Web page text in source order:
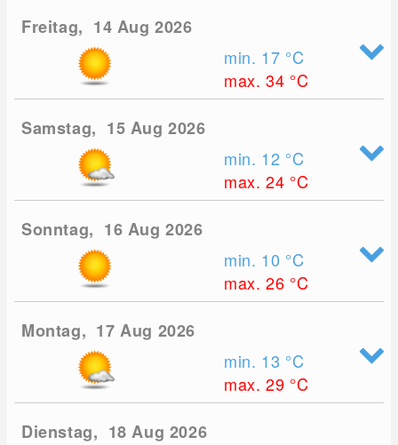
Freitag, 14 Aug 2026
min. 17 °C
max. 34 °C
Samstag, 15 Aug 2026
min. 12 °C
max. 24 °C
Sonntag, 16 Aug 2026
min. 10 °C
max. 26 °C
Montag, 17 Aug 2026
min. 13 °C
max. 29 °C
Dienstag, 18 Aug 2026